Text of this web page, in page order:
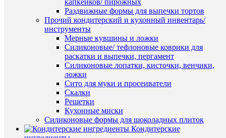
капкейков/ пирожных
Раздвижные формы для выпечки тортов
Прочий кондитерский и кухонный инвентарь/
инструменты
Мерные кувшины и ложки
Силиконовые/ тефлоновые коврики для
раскатки и выпечки, пергамент
Силиконовые лопатки, кисточки, венчики,
ложки
Сито для муки и просеиватели
Скалки
Решетки
Кухонные миски
Силиконовые формы для шоколадных плиток
Кондитерские